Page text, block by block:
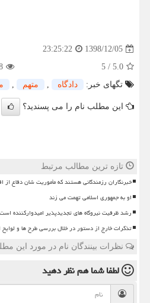
1398/12/05
23:25:22
5.0
/
5
تگهای خبر:
دادگاه , متهم ,
این مطلب نام را می پسندید؟
تازه ترین مطالب مرتبط
خبرنگاران رزمندگانی هستند که مأموریت شان دفاع
او به جمهوری اسلامی تهمت می زند
رشد ظرفیت نیروگاه های تجدیدپذیر امیدوارکننده است
تذکرات خارج از دستور در خلال بررسی طرح ها و
نظرات بینندگان نام در مورد این
لطفا شما همنظر دهید